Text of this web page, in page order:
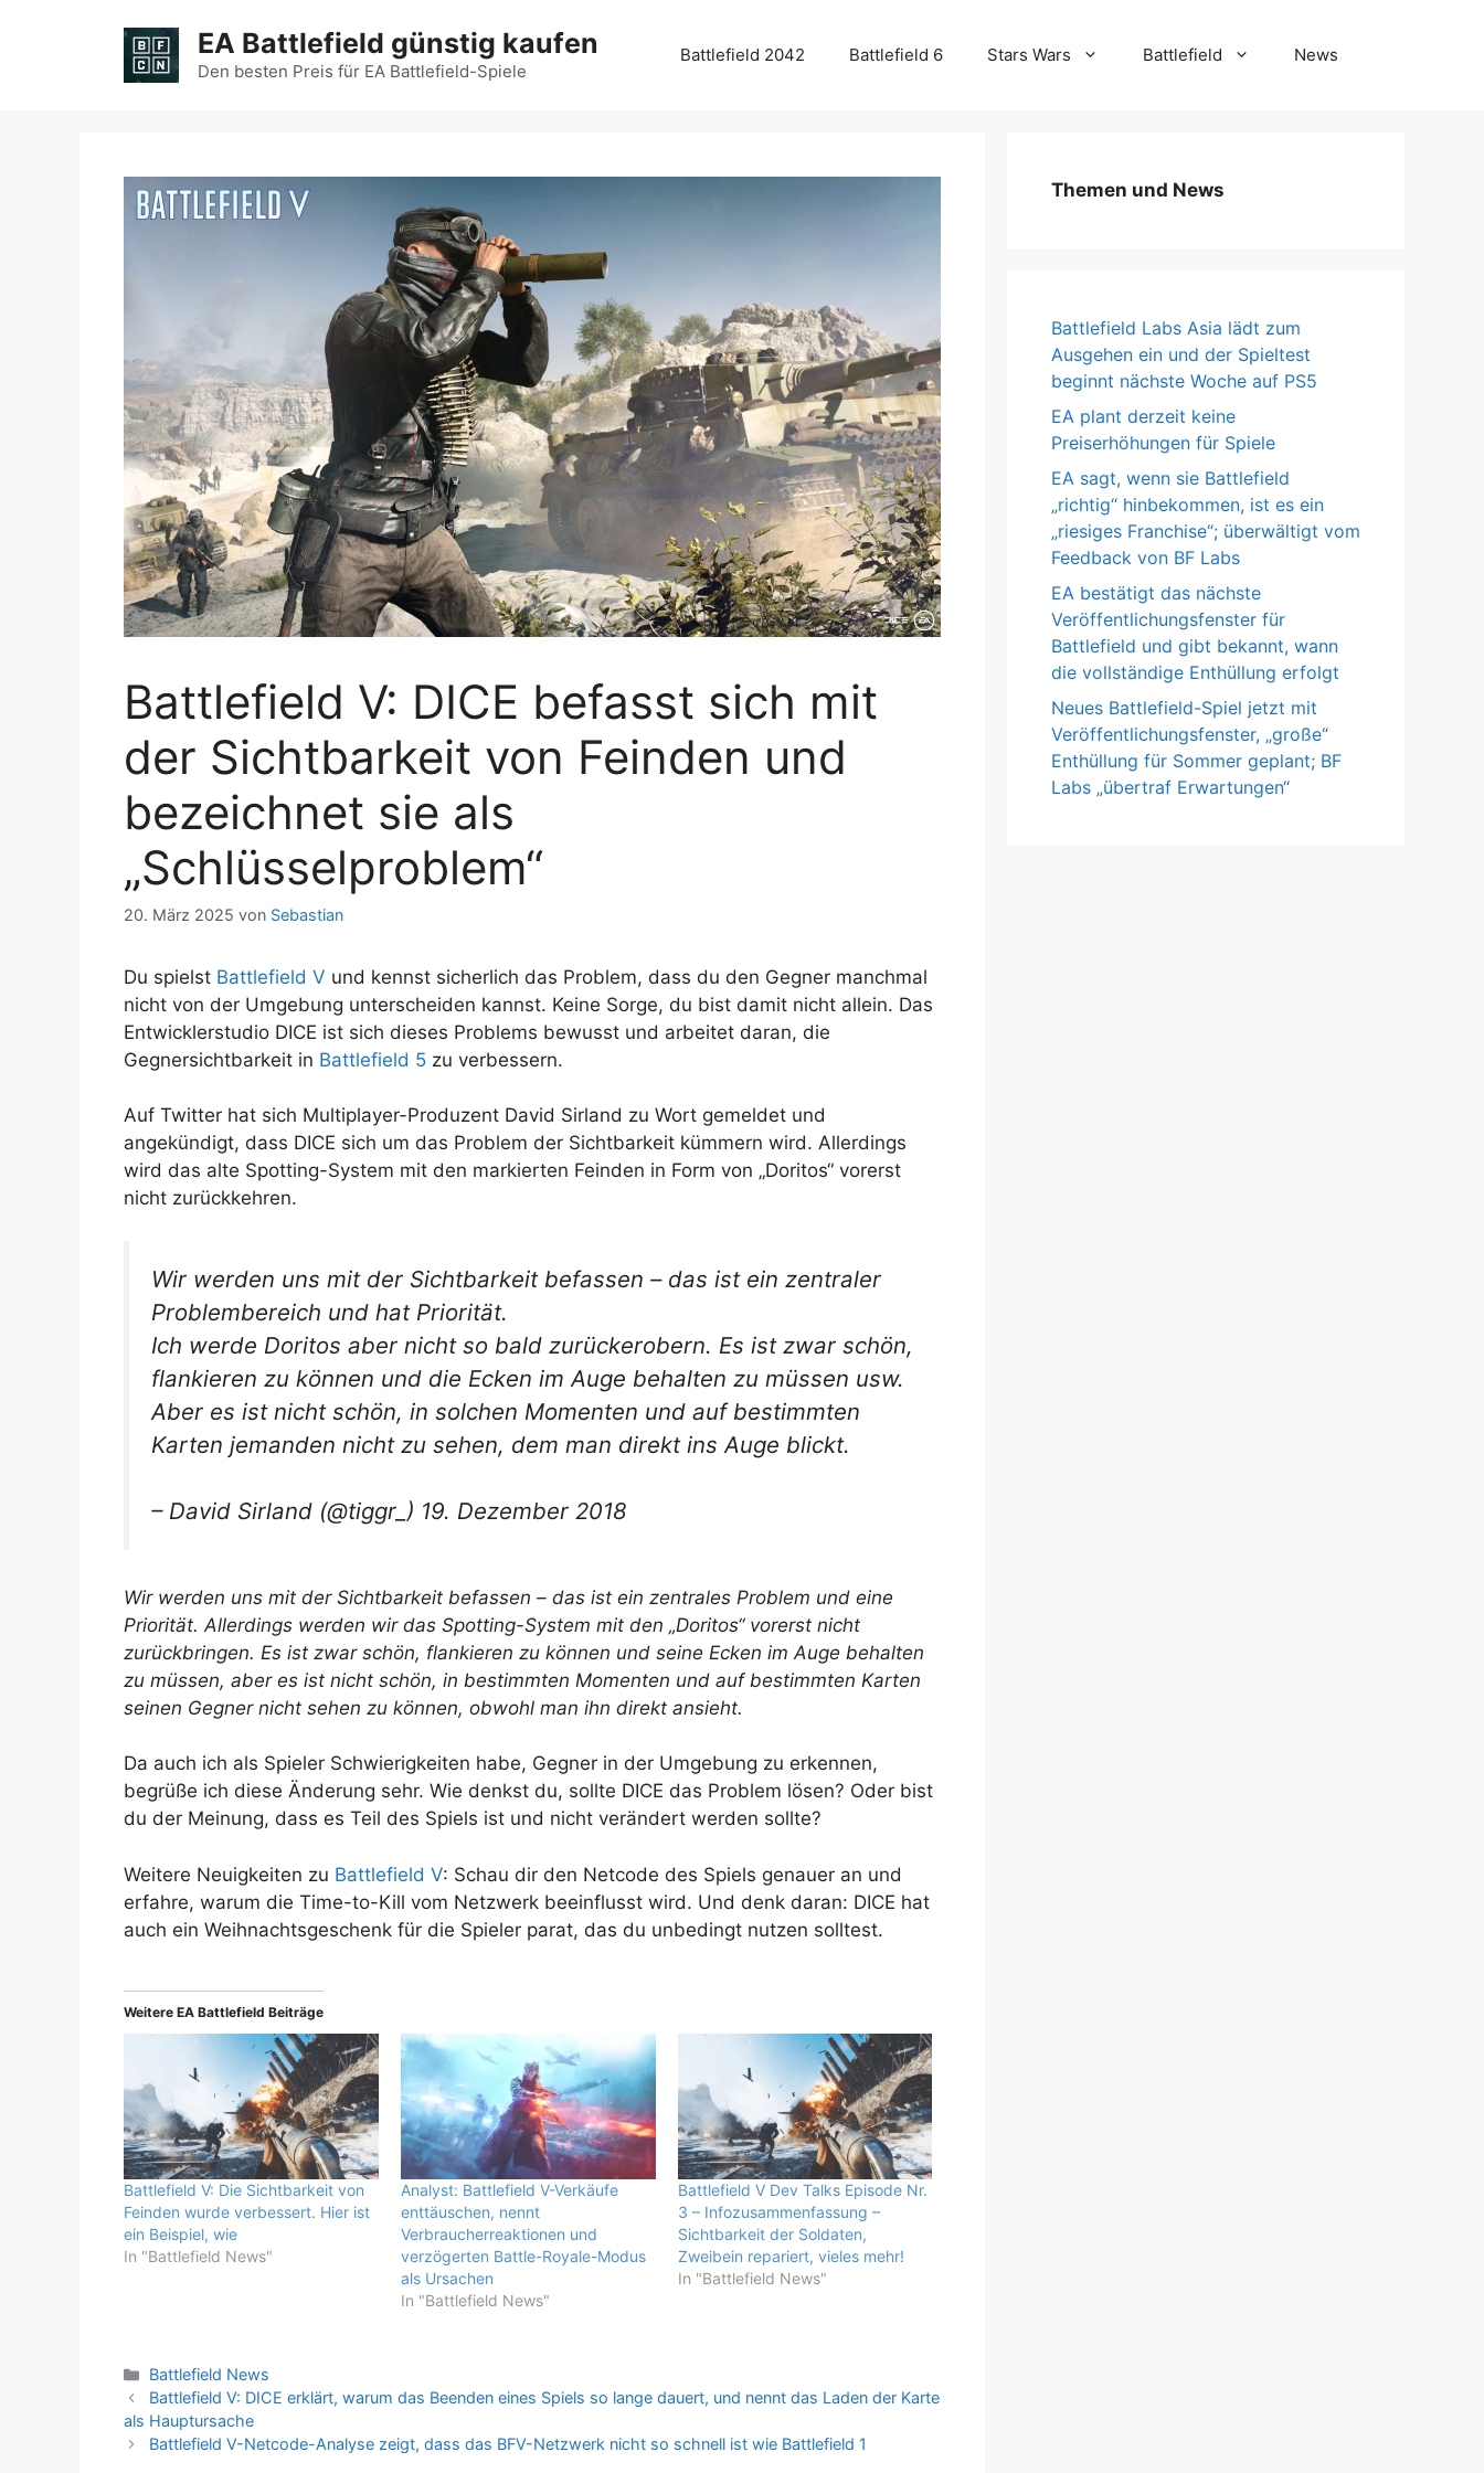
EA Battlefield günstig kaufen
Den besten Preis für EA Battlefield-Spiele
Battlefield 2042 Battlefield 6 Stars Wars Battlefield News
Battlefield V: DICE befasst sich mit
der Sichtbarkeit von Feinden und
bezeichnet sie als
„Schlüsselproblem“
20. März 2025 von Sebastian
Du spielst Battlefield V und kennst sicherlich das Problem, dass du den Gegner manchmal
nicht von der Umgebung unterscheiden kannst. Keine Sorge, du bist damit nicht allein. Das
Entwicklerstudio DICE ist sich dieses Problems bewusst und arbeitet daran, die
Gegnersichtbarkeit in Battlefield 5 zu verbessern.
Auf Twitter hat sich Multiplayer-Produzent David Sirland zu Wort gemeldet und
angekündigt, dass DICE sich um das Problem der Sichtbarkeit kümmern wird. Allerdings
wird das alte Spotting-System mit den markierten Feinden in Form von „Doritos“ vorerst
nicht zurückkehren.
Wir werden uns mit der Sichtbarkeit befassen – das ist ein zentraler
Problembereich und hat Priorität.
Ich werde Doritos aber nicht so bald zurückerobern. Es ist zwar schön,
flankieren zu können und die Ecken im Auge behalten zu müssen usw.
Aber es ist nicht schön, in solchen Momenten und auf bestimmten
Karten jemanden nicht zu sehen, dem man direkt ins Auge blickt.
– David Sirland (@tiggr_) 19. Dezember 2018
Wir werden uns mit der Sichtbarkeit befassen – das ist ein zentrales Problem und eine
Priorität. Allerdings werden wir das Spotting-System mit den „Doritos“ vorerst nicht
zurückbringen. Es ist zwar schön, flankieren zu können und seine Ecken im Auge behalten
zu müssen, aber es ist nicht schön, in bestimmten Momenten und auf bestimmten Karten
seinen Gegner nicht sehen zu können, obwohl man ihn direkt ansieht.
Da auch ich als Spieler Schwierigkeiten habe, Gegner in der Umgebung zu erkennen,
begrüße ich diese Änderung sehr. Wie denkst du, sollte DICE das Problem lösen? Oder bist
du der Meinung, dass es Teil des Spiels ist und nicht verändert werden sollte?
Weitere Neuigkeiten zu Battlefield V: Schau dir den Netcode des Spiels genauer an und
erfahre, warum die Time-to-Kill vom Netzwerk beeinflusst wird. Und denk daran: DICE hat
auch ein Weihnachtsgeschenk für die Spieler parat, das du unbedingt nutzen solltest.
Weitere EA Battlefield Beiträge
Battlefield V: Die Sichtbarkeit von
Feinden wurde verbessert. Hier ist
ein Beispiel, wie
In "Battlefield News"
Analyst: Battlefield V-Verkäufe
enttäuschen, nennt
Verbraucherreaktionen und
verzögerten Battle-Royale-Modus
als Ursachen
In "Battlefield News"
Battlefield V Dev Talks Episode Nr.
3 – Infozusammenfassung –
Sichtbarkeit der Soldaten,
Zweibein repariert, vieles mehr!
In "Battlefield News"
Kategorien
Battlefield News
Battlefield V: DICE erklärt, warum das Beenden eines Spiels so lange dauert, und nennt das Laden der Karte
als Hauptursache
Battlefield V-Netcode-Analyse zeigt, dass das BFV-Netzwerk nicht so schnell ist wie Battlefield 1
Themen und News
Battlefield Labs Asia lädt zum
Ausgehen ein und der Spieltest
beginnt nächste Woche auf PS5
EA plant derzeit keine
Preiserhöhungen für Spiele
EA sagt, wenn sie Battlefield
„richtig“ hinbekommen, ist es ein
„riesiges Franchise“; überwältigt vom
Feedback von BF Labs
EA bestätigt das nächste
Veröffentlichungsfenster für
Battlefield und gibt bekannt, wann
die vollständige Enthüllung erfolgt
Neues Battlefield-Spiel jetzt mit
Veröffentlichungsfenster, „große“
Enthüllung für Sommer geplant; BF
Labs „übertraf Erwartungen“